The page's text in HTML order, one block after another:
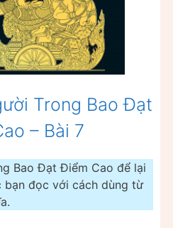
Trong Bao Đạt
– Bài 7
Bao Đạt Điểm Cao để lại
bạn đọc với cách dùng từ